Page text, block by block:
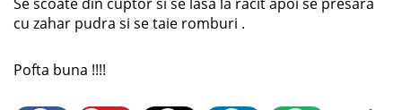
cu zahar pudra si se taie romburi .
Pofta buna !!!!